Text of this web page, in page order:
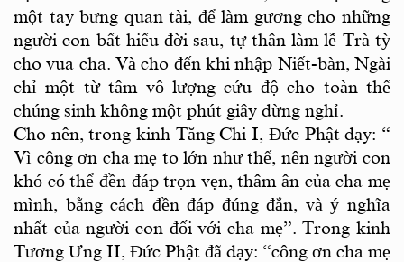
một tay bưng quan tài, để làm gương cho những
người con bất hiếu đời sau, tự thân làm lễ Trà tỳ
cho vua cha. Và cho đến khi nhập Niết-bàn, Ngài
chỉ một từ tâm vô lượng cứu độ cho toàn thể
chúng sinh không một phút giây dừng nghỉ.
Cho nên, trong kinh Tăng Chi I, Đức Phật dạy: “
Vì công ơn cha mẹ to lớn như thế, nên người con
khó có thể đền đáp trọn vẹn, thâm ân của cha mẹ
mình, bằng cách đền đáp đúng đắn, và ý nghĩa
nhất của người con đối với cha mẹ”. Trong kinh
Tương Ưng II, Đức Phật đã dạy: “công ơn cha mẹ